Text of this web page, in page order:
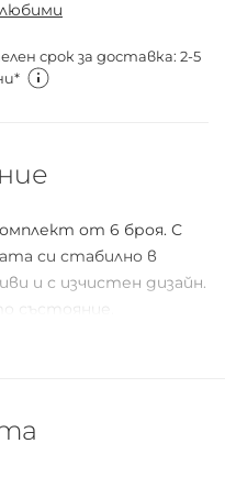
срок за доставка: 2-5
от 6 броя. С
си стабилно в
и с изчистен дизайн.
състояние.